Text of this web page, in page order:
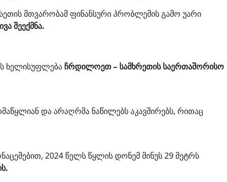
მთვარობამ ფინანსური პრობლემის გამო უარი
შეექმნა.
ხელისუფლება ჩრდილოეთ – სამხრეთის საერთაშორისო
და არაღრმა ნაწილებს აკავშირებს, რითაც
2024 წელს წყლის დონემ მინუს 29 მეტრს